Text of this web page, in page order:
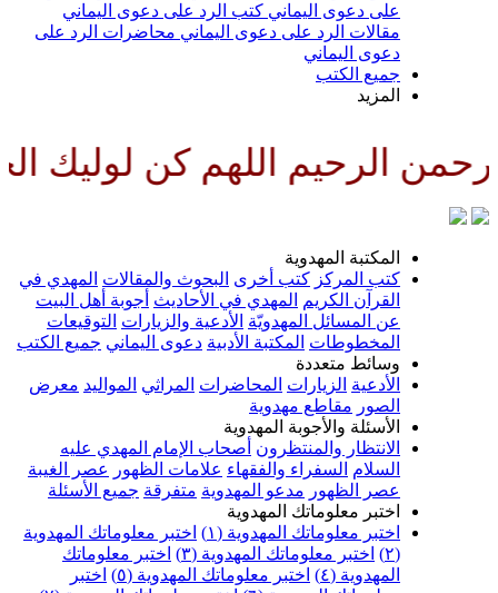
على دعوى اليماني كتب الرد على دعوى اليماني
مقالات الرد على دعوى اليماني محاضرات الرد على
دعوى اليماني
جميع الكتب
المزيد
الرحيم اللهم كن لوليك
المكتبة المهدوية
كتب المركز كتب أخرى البحوث والمقالات المهدي في
القرآن الكريم
المهدي في الأحاديث أجوبة أهل البيت
عن المسائل المهدويّة الأدعية والزيارات التوقيعات
المخطوطات المكتبة الأدبية دعوى اليماني جميع الكتب
وسائط متعددة
الأدعية الزيارات المحاضرات المراثي المواليد معرض
الصور مقاطع مهدوية
الأسئلة والأجوبة المهدوية
الانتظار والمنتظرون أصحاب الإمام المهدي عليه
السلام السفراء والفقهاء علامات الظهور
عصر الغيبة
عصر الظهور مدعو المهدوية متفرقة جميع الأسئلة
اختبر معلوماتك المهدوية
اختبر معلوماتك المهدوية (١)
اختبر معلوماتك المهدوية
(٢)
اختبر معلوماتك المهدوية (٣)
اختبر معلوماتك
المهدوية (٤)
اختبر معلوماتك المهدوية (٥)
اختبر